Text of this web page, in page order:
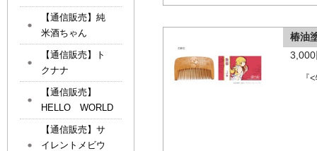
椿油
『
【通信販売】純
米酒ちゃん
【通信販売】ト
クナナ
【通信販売】
HELLO WORLD
【通信販売】サ
イレントメビウ